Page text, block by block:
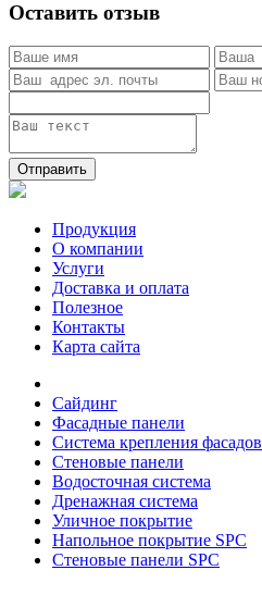
Оставить отзыв
Отправить
Продукция
О компании
Услуги
Доставка и оплата
Полезное
Контакты
Карта сайта
Сайдинг
Фасадные панели
Система крепления фасадов
Стеновые панели
Водосточная система
Дренажная система
Уличное покрытие
Напольное покрытие SPC
Стеновые панели SPC